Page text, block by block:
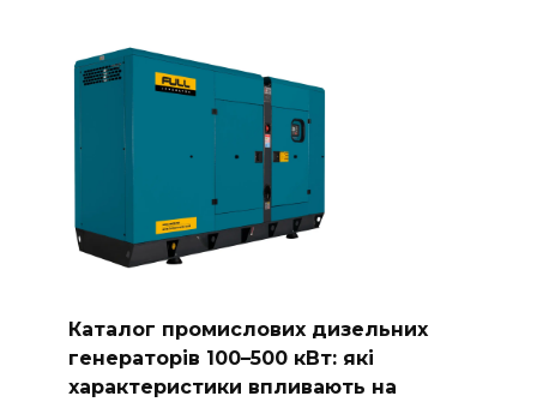
Каталог промислових дизельних
генераторів 100–500 кВт: які
характеристики впливають на